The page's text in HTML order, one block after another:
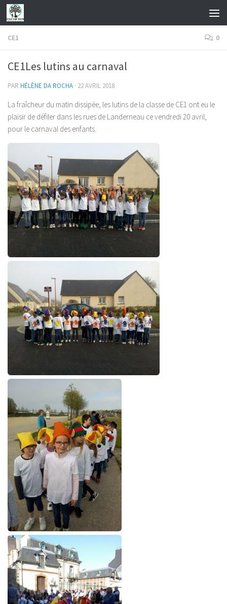
Skip to content
CE1 0
CE1Les lutins au carnaval
PAR HÉLÈNE DA ROCHA · 22 AVRIL 2018
La fraîcheur du matin dissipée, les lutins de la classe de CE1 ont eu le
plaisir de défiler dans les rues de Landerneau ce vendredi 20 avril,
pour le carnaval des enfants.